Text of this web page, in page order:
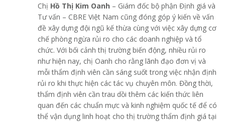
Chị Hồ Thị Kim Oanh – Giám đốc bộ phận Định giá và
Tư vấn – CBRE Việt Nam cũng đóng góp ý kiến về vấn
đề xây dựng đội ngũ kế thừa cùng với việc xây dựng cơ
chế phòng ngừa rủi ro cho các doanh nghiệp và tổ
chức. Với bối cảnh thị trường biến động, nhiều rủi ro
như hiện nay, chị Oanh cho rằng lãnh đạo đơn vị và
mỗi thẩm định viên cần sáng suốt trong việc nhận định
rủi ro khi thực hiện các tác vụ chuyên môn. Đồng thời,
thẩm định viên cần trau dồi thêm các kiến thức liên
quan đến các chuẩn mực và kinh nghiệm quốc tế để có
thể vận dụng linh hoạt cho thị trường thẩm định giá tại